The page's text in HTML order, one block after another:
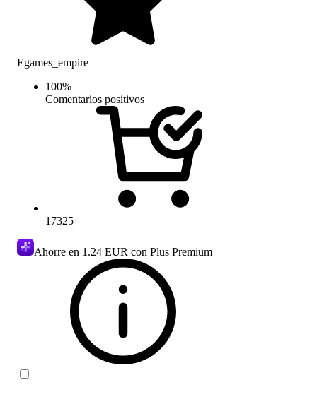
Egames_empire
100%
Comentarios positivos
17325
Ahorre en 1.24 EUR con Plus Premium